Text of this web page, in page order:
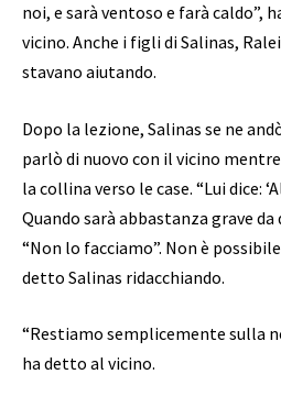
noi, e sarà ventoso e farà caldo”,
vicino. Anche i figli di Salinas,
stavano aiutando.
Dopo la lezione, Salinas se ne
parlò di nuovo con il vicino
la collina verso le case. “Lui dice:
Quando sarà abbastanza grave da
“Non lo facciamo”. Non è possibile
detto Salinas ridacchiando.
“Restiamo semplicemente sulla
ha detto al vicino.